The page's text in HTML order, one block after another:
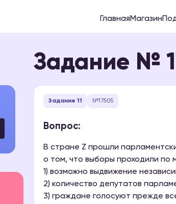
ГлавнаяМагазин
Задание №
Задание 11 №17505
Вопрос:
В стране Z прошли
о том, что выборы проходили по
1) возможно выдвижение
2) количество депутатов
3) граждане голосуют прежде